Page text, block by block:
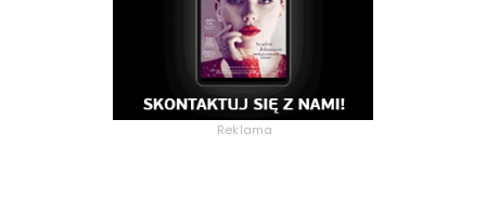
Reklama